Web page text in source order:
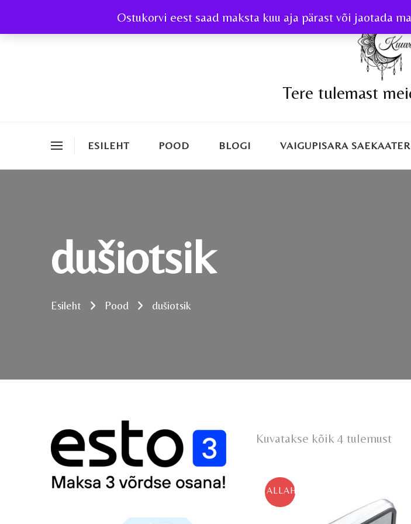
Ostukorvi eest saad maksta kuu aja pärast või jaotada
Tere tulemast
ESILEHT POOD BLOGI VAIGUPISARA SAEKAATER
dušiotsik
Esileht Pood dušiotsik
Kuvatakse kõik 4 tulemust
ALLAHINDLUS!